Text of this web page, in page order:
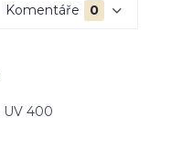
Komentáře 0
UV 400